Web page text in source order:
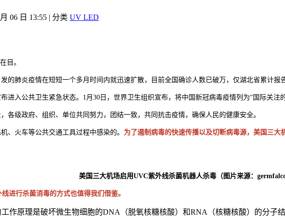
06 日 13:55 | 分类 UV LED
目。
的肺炎疫情在短短一个多月时间内就迅速扩散，目前全国确诊人数已破万，仅湖北省累计报
进入公共卫生紧急状态。1月30日，世界卫生组织宣布，将中国新冠病毒疫情列为“国际关注
各级政府、组织、单位共同努力，团结一致，共同抗击疫情，确保人民的健康安全。
、火车等公共交通工具过程中感染的。 为了遏制病毒的快速传播以及切断病毒源，美国三
美国三大机场启用UVC紫外线杀菌机器人杀毒（图片来源：
进行杀菌消毒的方式也值得我们借鉴。
作原理是破坏微生物细胞的DNA（脱氧核糖核酸）和RNA（核糖核酸）的分子